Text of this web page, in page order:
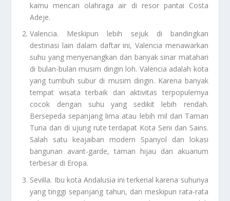
kamu mencari olahraga air di resor pantai Costa
Adeje.
Valencia. Meskipun lebih sejuk di bandingkan
destinasi lain dalam daftar ini, Valencia menawarkan
suhu yang menyenangkan dan banyak sinar matahari
di bulan-bulan musim dingin loh. Valencia adalah kota
yang tumbuh subur di musim dingin. Karena banyak
tempat wisata terbaik dan aktivitas terpopulernya
cocok dengan suhu yang sedikit lebih rendah.
Bersepeda sepanjang lima atau lebih mil dari Taman
Turia dan di ujung rute terdapat Kota Seni dan Sains.
Salah satu keajaiban modern Spanyol dan lokasi
bangunan avant-garde, taman hijau dan akuarium
terbesar di Eropa.
Sevilla. Ibu kota Andalusia ini terkenal karena suhunya
yang tinggi sepanjang tahun, dan meskipun rata-rata